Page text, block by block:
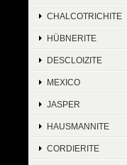
CHALCOTRICHITE
HÜBNERITE
DESCLOIZITE
MEXICO
JASPER
HAUSMANNITE
CORDIERITE